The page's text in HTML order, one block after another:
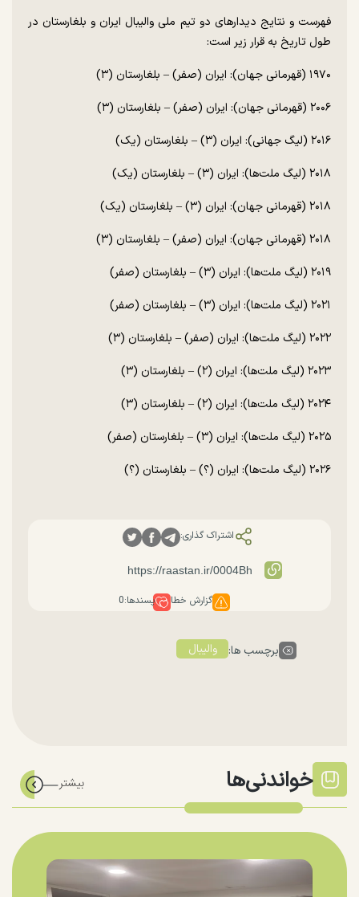
فهرست و نتایج دیدار‌های دو تیم ملی والیبال ایران و بلغارستان در
طول تاریخ به قرار زیر است:
۱۹۷۰ (قهرمانی جهان): ایران (صفر) – بلغارستان (۳)
۲۰۰۶ (قهرمانی جهان): ایران (صفر) – بلغارستان (۳)
۲۰۱۶ (لیگ جهانی): ایران (۳) – بلغارستان (یک)
۲۰۱۸ (لیگ ملت‌ها): ایران (۳) – بلغارستان (یک)
۲۰۱۸ (قهرمانی جهان): ایران (۳) – بلغارستان (یک)
۲۰۱۸ (قهرمانی جهان): ایران (صفر) – بلغارستان (۳)
۲۰۱۹ (لیگ ملت‌ها): ایران (۳) – بلغارستان (صفر)
۲۰۲۱ (لیگ ملت‌ها): ایران (۳) – بلغارستان (صفر)
۲۰۲۲ (لیگ ملت‌ها): ایران (صفر) – بلغارستان (۳)
۲۰۲۳ (لیگ ملت‌ها): ایران (۲) – بلغارستان (۳)
۲۰۲۴ (لیگ ملت‌ها): ایران (۲) – بلغارستان (۳)
۲۰۲۵ (لیگ ملت‌ها): ایران (۳) – بلغارستان (صفر)
۲۰۲۶ (لیگ ملت‌ها): ایران (؟) – بلغارستان (؟)
اشتراک گذاری:
گزارش خطا پسندها:0
برچسب ها: والیبال
خواندنی‌ها